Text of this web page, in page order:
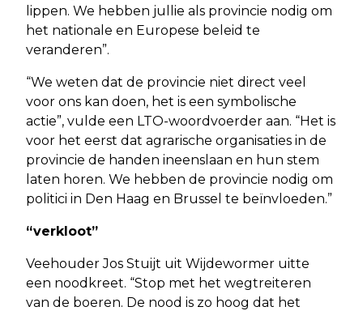
lippen. We hebben jullie als provincie nodig om
het nationale en Europese beleid te
veranderen”.
“We weten dat de provincie niet direct veel
voor ons kan doen, het is een symbolische
actie”, vulde een LTO-woordvoerder aan. “Het is
voor het eerst dat agrarische organisaties in de
provincie de handen ineenslaan en hun stem
laten horen. We hebben de provincie nodig om
politici in Den Haag en Brussel te beïnvloeden.”
“verkloot”
Veehouder Jos Stuijt uit Wijdewormer uitte
een noodkreet. “Stop met het wegtreiteren
van de boeren. De nood is zo hoog dat het